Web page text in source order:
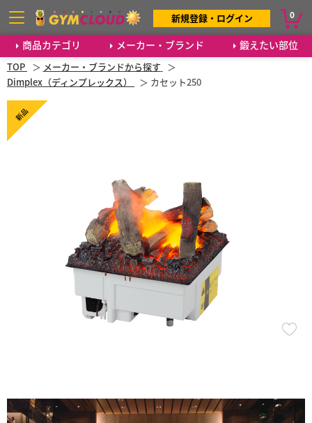
商品カテゴリ メーカー・ブランド 鍛えたい部位
新規登録・ログイン 0
TOP
メーカー・ブランドから探す
Dimplex（ディンプレックス）
カセット250
新品